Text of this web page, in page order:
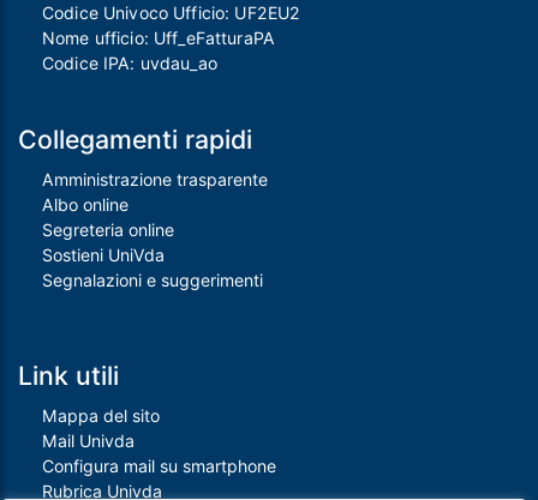
Codice Univoco Ufficio: UF2EU2
Nome ufficio: Uff_eFatturaPA
Codice IPA: uvdau_ao
Collegamenti rapidi
Amministrazione trasparente
Albo online
Segreteria online
Sostieni UniVda
Segnalazioni e suggerimenti
Link utili
Mappa del sito
Mail Univda
Configura mail su smartphone
Rubrica Univda